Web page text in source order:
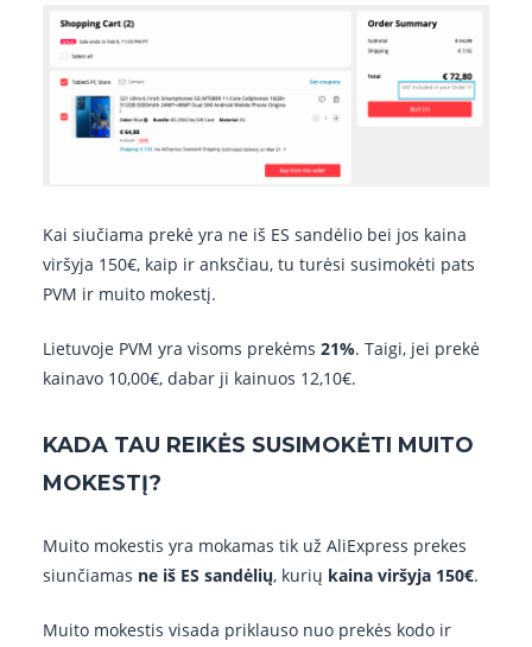
Kai siučiama prekė yra ne iš ES sandėlio bei jos kaina
viršyja 150€, kaip ir anksčiau, tu turėsi susimokėti pats
PVM ir muito mokestį.
Lietuvoje PVM yra visoms prekėms 21%. Taigi, jei prekė
kainavo 10,00€, dabar ji kainuos 12,10€.
KADA TAU REIKĖS SUSIMOKĖTI MUITO
MOKESTĮ?
Muito mokestis yra mokamas tik už AliExpress prekes
siunčiamas ne iš ES sandėlių, kurių kaina viršyja 150€.
Muito mokestis visada priklauso nuo prekės kodo ir